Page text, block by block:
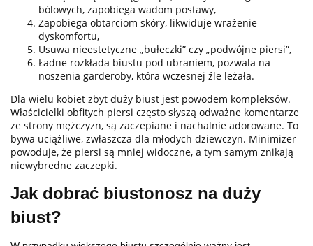
bólowych, zapobiega wadom postawy,
Zapobiega obtarciom skóry, likwiduje wrażenie
dyskomfortu,
Usuwa nieestetyczne „bułeczki” czy „podwójne piersi”,
Ładne rozkłada biustu pod ubraniem, pozwala na
noszenia garderoby, która wczesnej źle leżała.
Dla wielu kobiet zbyt duży biust jest powodem kompleksów.
Właścicielki obfitych piersi często słyszą odważne komentarze
ze strony mężczyzn, są zaczepiane i nachalnie adorowane. To
bywa uciążliwe, zwłaszcza dla młodych dziewczyn. Minimizer
powoduje, że piersi są mniej widoczne, a tym samym znikają
niewybredne zaczepki.
Jak dobrać biustonosz na duży
biust?